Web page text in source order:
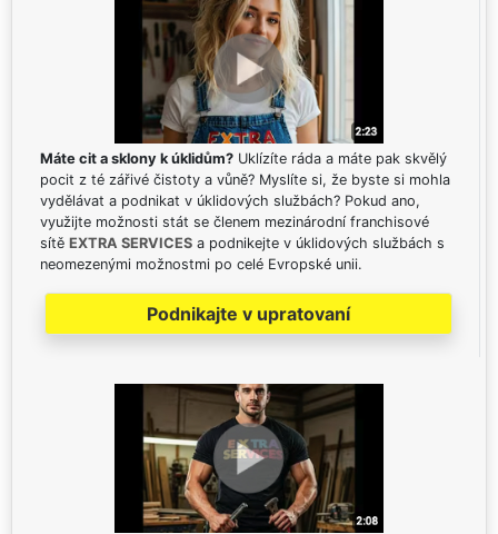
Máte cit a sklony k úklidům? Uklízíte ráda a máte pak skvělý
pocit z té zářivé čistoty a vůně? Myslíte si, že byste si mohla
vydělávat a podnikat v úklidových službách? Pokud ano,
využijte možnosti stát se členem mezinárodní franchisové
sítě EXTRA SERVICES a podnikejte v úklidových službách s
neomezenými možnostmi po celé Evropské unii.
Podnikajte v upratovaní